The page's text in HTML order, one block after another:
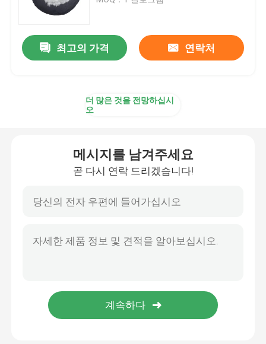
천연 식품 염색제 분말
단백질 과 펩타이드
최고의 가격 연락처
더 많은 것을 전망하십시
오
메시지를 남겨주세요
곧 다시 연락 드리겠습니다!